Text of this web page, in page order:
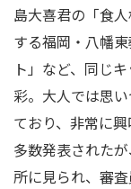
島大喜君の「食
する福岡・八幡
ト」など、同じ
彩。大人では思
ており、非常に
多数発表された
所に見られ、審